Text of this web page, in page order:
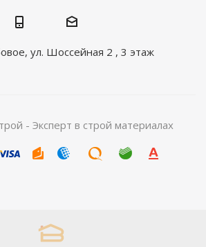
ул. Шоссейная 2 , 3 этаж
- Эксперт в строй материалах